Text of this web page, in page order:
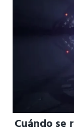
Cuándo se